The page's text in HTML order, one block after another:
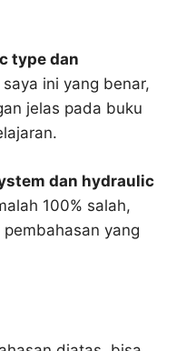
type dan
ini yang benar,
jelas pada buku
dan hydraulic
100% salah,
yang